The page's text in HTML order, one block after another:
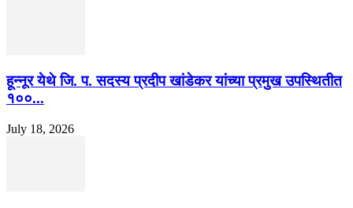
हून्नूर येथे जि. प. सदस्य प्रदीप खांडेकर यांच्या प्रमुख उपस्थितीत
१००...
July 18, 2026